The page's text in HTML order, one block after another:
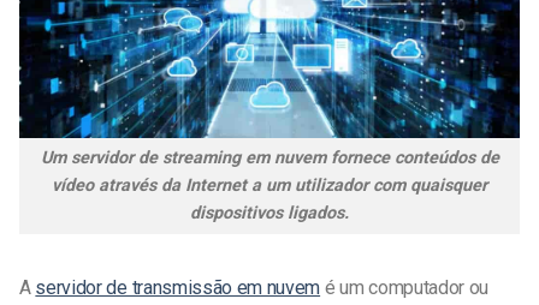
Um servidor de streaming em nuvem fornece conteúdos de
vídeo através da Internet a um utilizador com quaisquer
dispositivos ligados.
A servidor de transmissão em nuvem é um computador ou